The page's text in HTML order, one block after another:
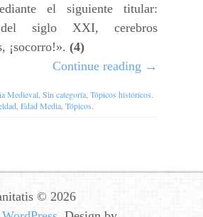
el siguiente titular:
siglo XXI, cerebros
¡socorro!». (4)
Continue reading →
Medieval Sin categoría Tópicos históricos.
Edad Media Tópicos.
© 2026